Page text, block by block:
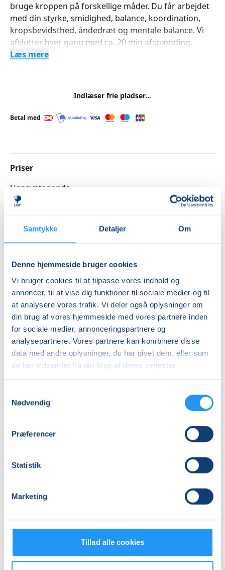
Samtykke Detaljer Om
Denne hjemmeside bruger cookies
Vi bruger cookies til at tilpasse vores indhold og
annoncer, til at vise dig funktioner til sociale medier og til
at analysere vores trafik. Vi deler også oplysninger om
din brug af vores hjemmeside med vores partnere inden
for sociale medier, annonceringspartnere og
analysepartnere. Vores partnere kan kombinere disse
data med andre oplysninger, du har givet dem, eller som
de har indsamlet fra din brug af deres tjenester.
Nødvendig
Præferencer
Statistik
Marketing
Tillad alle cookies
bruge kroppen på forskellige måder. Du får arbejdet
med din styrke, smidighed, balance, koordination,
kropsbevidsthed, åndedræt og mentale balance. Vi
afslutter hver gang med ca. 20 min afspænding.
Læs mere
Indlæser frie pladser...
Betal med
Priser
Hensyntagende
undervisning
DKK 1.380,00
Info
Nummer
462164
Første mødegang
tirsdag 25.08.2026, kl. 09.15 - 10.45
Sidste mødegang
tirsdag 08.12.2026, kl. 09.15 - 10.45
Antal mødegange
LOF Holbæk-Lejre, Sports Allè 5B, 2 TV, 4300
, Holbæk
Se på kort